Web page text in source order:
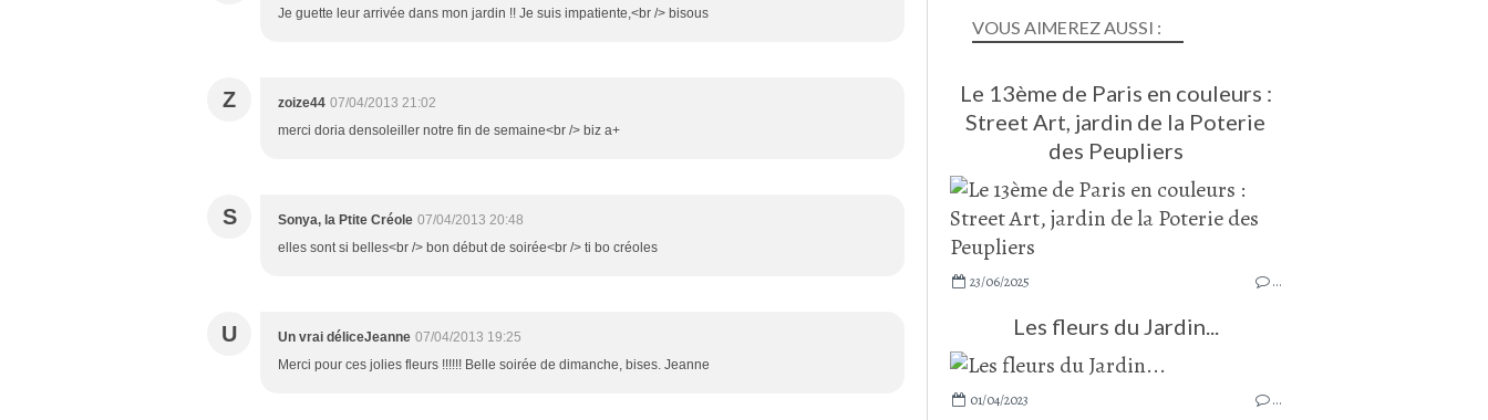
Je guette leur arrivée dans mon jardin !! Je suis impatiente,<br /> bisous
Z zoize44 07/04/2013 21:02
merci doria densoleiller notre fin de semaine<br /> biz a+
S Sonya, la Ptite Créole 07/04/2013 20:48
elles sont si belles<br /> bon début de soirée<br /> ti bo créoles
U Un vrai déliceJeanne 07/04/2013 19:25
Merci pour ces jolies fleurs !!!!!! Belle soirée de dimanche, bises. Jeanne
VOUS AIMEREZ AUSSI :
Le 13ème de Paris en couleurs :
Street Art, jardin de la Poterie
des Peupliers
23/06/2025 …
Les fleurs du Jardin...
01/04/2023 …